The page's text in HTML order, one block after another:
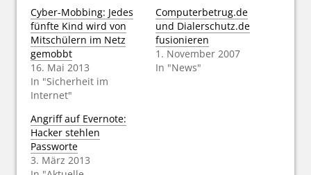
Cyber-Mobbing: Jedes
fünfte Kind wird von
Mitschülern im Netz
gemobbt
16. Mai 2013
In "Sicherheit im
Internet"
Computerbetrug.de
und Dialerschutz.de
fusionieren
1. November 2007
In "News"
Angriff auf Evernote:
Hacker stehlen
Passworte
3. März 2013